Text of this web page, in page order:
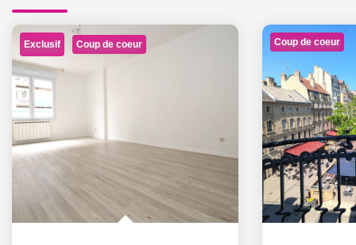
Exclusif Coup de coeur Coup de coeur